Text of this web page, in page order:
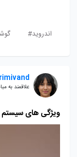
اندروید#
علاقمند به
ویژگی های